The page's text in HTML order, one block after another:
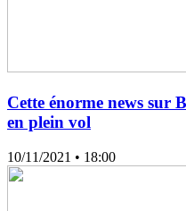
Cette énorme news sur
en plein vol
10/11/2021 • 18:00